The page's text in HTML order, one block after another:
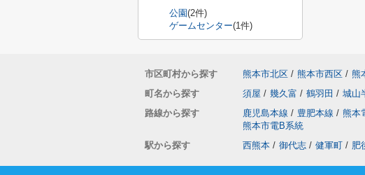
公園(2件)
ゲームセンター(1件)
市区町村から探す 熊本市北区 / 熊本市西区 / 熊
町名から探す
須屋 / 幾久富 / 鶴羽田 / 城山
路線から探す
鹿児島本線 / 豊肥本線 / 熊本
熊本市電B系統
駅から探す
西熊本 / 御代志 / 健軍町 / 肥